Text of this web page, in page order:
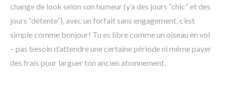
change de look selon son humeur (y’a des jours “chic” et des
jours “détente”), avec un forfait sans engagement, c’est
simple comme bonjour! Tu es libre comme un oiseau en vol
– pas besoin d’attendre une certaine période ni même payer
des frais pour larguer ton ancien abonnement.